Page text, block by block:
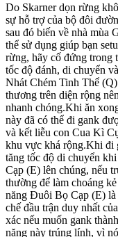
Do Skarner dọn rừng
sự hỗ trợ của bộ đôi
sau đó biến về nhà mùa
thể sử dụng giúp bạn
rừng, hãy cố đứng trong
tốc độ đánh, di chuyển
Nhát Chém Tinh Thể
thương trên diện rộng
nhanh chóng.Khi ăn
này đã có thể đi gank
và kết liễu con Cua Kì
khu vực khá rộng.Khi đi
tăng tốc độ di chuyển
Cạp (E) lên chúng, nếu
thường để làm choáng
năng Đuôi Bọ Cạp (E)
chế đầu trận duy nhất
xác nếu muốn gank
năng này trúng lính, vì